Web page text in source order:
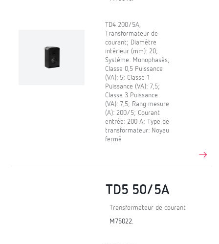
TD4 200/5A,
Transformateur de
courant; Diamètre
intérieur (mm): 20;
Système: Monophasés;
Classe 0,5 Puissance
(VA): 5; Classe 1
Puissance (VA): 7,5;
Classe 3 Puissance
(VA): 7,5; Rang mesure
(A): 200/5; Courant
entrée: 200 A; Type de
transformateur: Noyau
fermé
TD5 50/5A
Transformateur de courant
M75022.